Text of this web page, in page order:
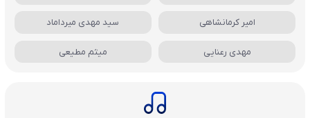
امیر کرمانشاهی سید مهدی میرداماد
مهدی رعنایی میثم مطیعی